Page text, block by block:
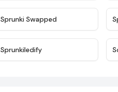
Sprunki Swapped
Sprunkiledify